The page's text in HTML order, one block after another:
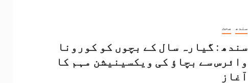
سندھ صحت
سندھ : گیارہ سال کے بچوں کو کورونا
وائرس سے بچاؤ کی ویکسینیشن مہم کا
آغاز